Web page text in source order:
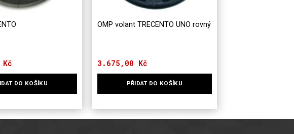
Kč
DO KOŠÍKU
OMP volant TRECENTO UNO rovný
3.675,00 Kč
PŘIDAT DO KOŠÍKU